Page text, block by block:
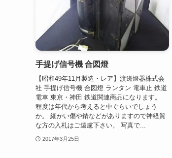
手提げ信号機 合図燈
【昭和49年11月製造・レア】渡邊燈器株式会
社 手提げ信号機 合図燈 ランタン 電車止 鉄道
電車 東京・神田 鉄道関連商品になります。
程度は年代から考えると中ぐらいでしょう
か。 細かい傷や錆などがありますので神経質
な方の入札はご遠慮下さい。 写真で...
2017年3月25日